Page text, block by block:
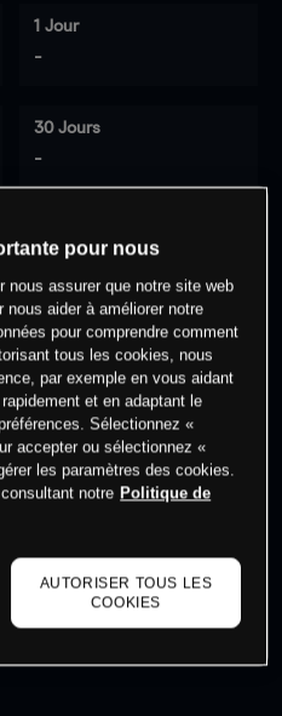
1 Jour
-
30 Jours
-
position à
à trader
Log into see latest
data
pour nous
nous assurer que notre site web
aider à améliorer notre
pour comprendre comment
tous les cookies, nous
par exemple en vous aidant
et en adaptant le
Sélectionnez «
accepter ou sélectionnez «
les paramètres des cookies.
notre Politique de
AUTORISER TOUS LES
COOKIES